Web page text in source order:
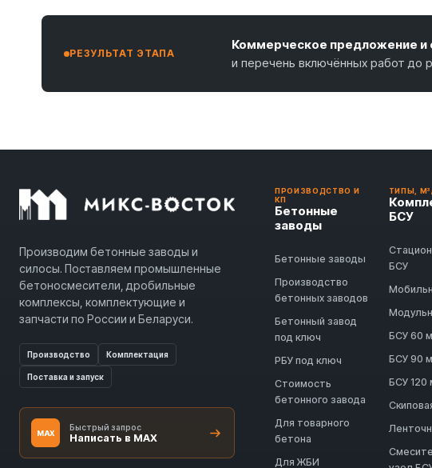
РЕЗУЛЬТАТ ЭТАПА
Коммерческое предложение и
и перечень включённых работ до
Производим бетонные заводы и
силосы. Поставляем промышленные
бетоносмесители, дробильные
комплексы, комплектующие и
запчасти по России и Беларуси.
Производство Комплектация
Поставка и запуск
MAX
Быстрый запрос
Написать в MAX
ПРОИЗВОДСТВО И
КП
Бетонные
заводы
Бетонные заводы
Производство
бетонных заводов
Бетонный завод
под ключ
РБУ под ключ
Стоимость
бетонного завода
Для товарного
бетона
Для ЖБИ
ТИПЫ,
БСУ
БСУ
БСУ 60
БСУ 90
БСУ 120